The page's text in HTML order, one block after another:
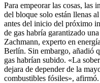
Para empeorar las cosas, las
del bloque solo están llenas
antes del inicio del próximo
de gas habría garantizado
Zachmann, experto en
Berlín. Sin embargo, añadió
gas habrían subido. «La
dejara de depender de la
combustibles fósiles», afirmó.